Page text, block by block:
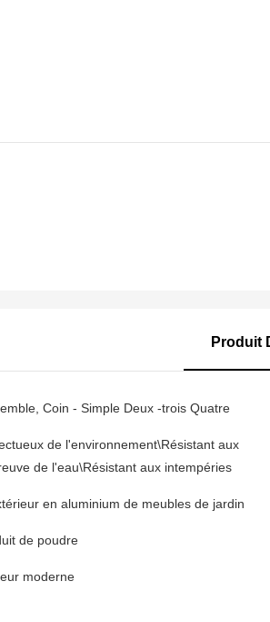
Produit
Coin - Simple Deux -trois Quatre
de l'environnement\Résistant aux
de l'eau\Résistant aux intempéries
en aluminium de meubles de jardin
de poudre
moderne